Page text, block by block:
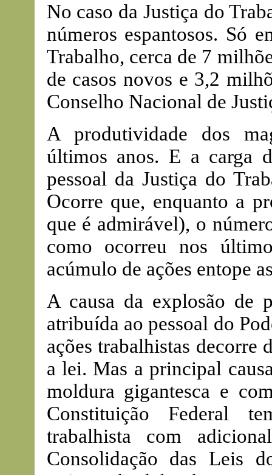
No caso da Justiça do
números espantosos. Só
Trabalho, cerca de 7
de casos novos e 3,2
Conselho Nacional de
A produtividade dos
últimos anos. E a carga
pessoal da Justiça do
Ocorre que, enquanto a
que é admirável), o
como ocorreu nos
acúmulo de ações entope
A causa da explosão de
atribuída ao pessoal do
ações trabalhistas decorre
a lei. Mas a principal
moldura gigantesca e
Constituição Federal
trabalhista com
Consolidação das Leis